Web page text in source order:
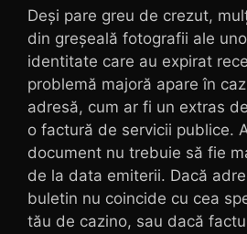
Deși pare greu de crezut,
din greșeală fotografii ale
identitate care au expirat
problemă majoră apare în
adresă, cum ar fi un extras
o factură de servicii publice.
document nu trebuie să fie
de la data emiterii. Dacă
buletin nu coincide cu cea
tău de cazino, sau dacă